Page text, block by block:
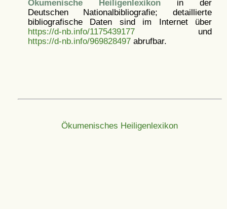
Ökumenische Heiligenlexikonin der
Deutschen Nationalbibliografie; detaillierte
bibliografische Daten sind im Internet über
https://d-nb.info/1175439177und
https://d-nb.info/969828497abrufbar.
Ökumenisches Heiligenlexikon